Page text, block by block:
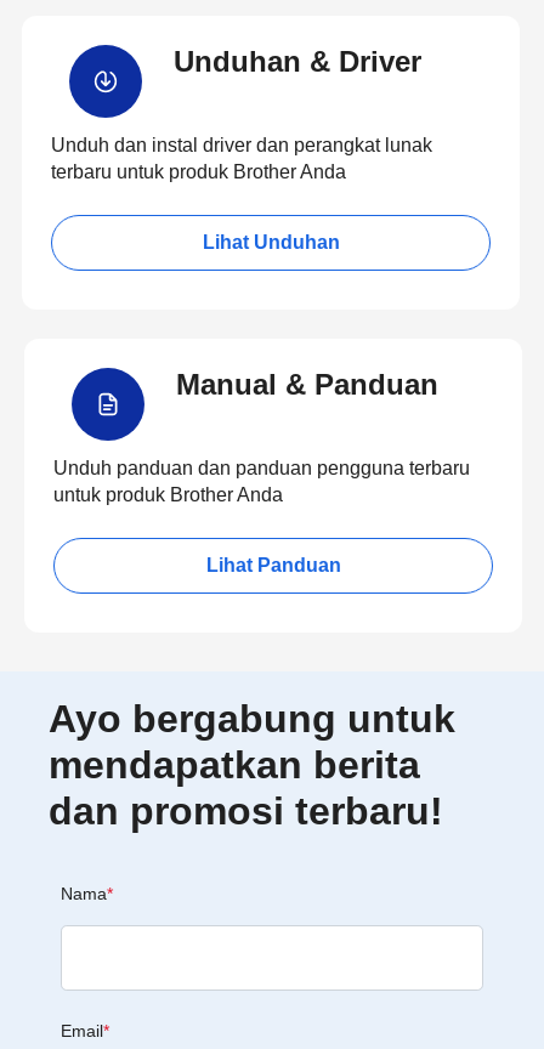
Unduhan & Driver
Unduh dan instal driver dan perangkat lunak
terbaru untuk produk Brother Anda
Lihat Unduhan
Manual & Panduan
Unduh panduan dan panduan pengguna terbaru
untuk produk Brother Anda
Lihat Panduan
Ayo bergabung untuk
mendapatkan berita
dan promosi terbaru!
Nama*
Email*